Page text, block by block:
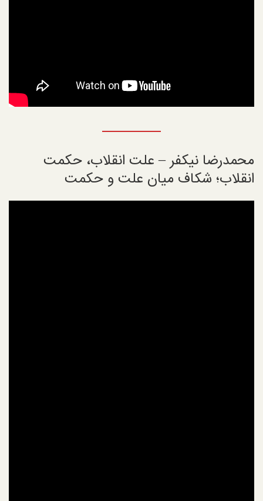
محمدرضا نیکفر – علت انقلاب، حکمت
انقلاب؛ شکاف میان علت و حکمت